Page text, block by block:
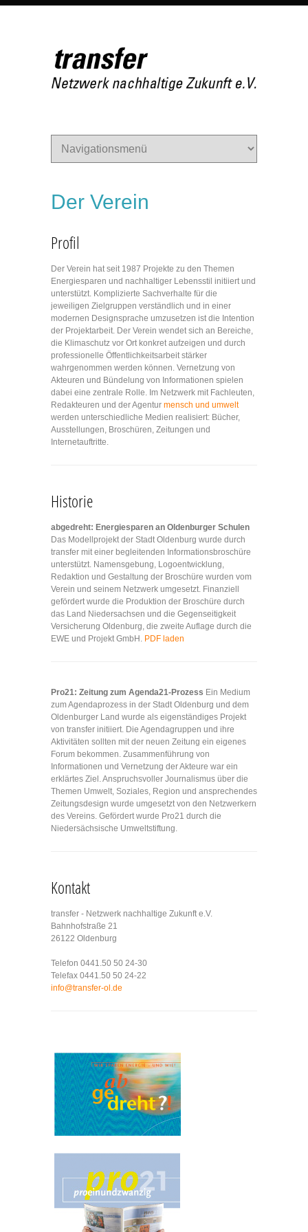
Der Verein
Profil
Der Verein hat seit 1987 Projekte zu den Themen
Energiesparen und nachhaltiger Lebensstil initiiert und
unterstützt. Komplizierte Sachverhalte für die
jeweiligen Zielgruppen verständlich und in einer
modernen Designsprache umzusetzen ist die Intention
der Projektarbeit. Der Verein wendet sich an Bereiche,
die Klimaschutz vor Ort konkret aufzeigen und durch
professionelle Öffentlichkeitsarbeit stärker
wahrgenommen werden können. Vernetzung von
Akteuren und Bündelung von Informationen spielen
dabei eine zentrale Rolle. Im Netzwerk mit Fachleuten,
Redakteuren und der Agentur mensch und umwelt
werden unterschiedliche Medien realisiert: Bücher,
Ausstellungen, Broschüren, Zeitungen und
Internetauftritte.
Historie
abgedreht: Energiesparen an Oldenburger Schulen
Das Modellprojekt der Stadt Oldenburg wurde durch
transfer mit einer begleitenden Informationsbroschüre
unterstützt. Namensgebung, Logoentwicklung,
Redaktion und Gestaltung der Broschüre wurden vom
Verein und seinem Netzwerk umgesetzt. Finanziell
gefördert wurde die Produktion der Broschüre durch
das Land Niedersachsen und die Gegenseitigkeit
Versicherung Oldenburg, die zweite Auflage durch die
EWE und Projekt GmbH. PDF laden
Pro21: Zeitung zum Agenda21-Prozess Ein Medium
zum Agendaprozess in der Stadt Oldenburg und dem
Oldenburger Land wurde als eigenständiges Projekt
von transfer initiiert. Die Agendagruppen und ihre
Aktivitäten sollten mit der neuen Zeitung ein eigenes
Forum bekommen. Zusammenführung von
Informationen und Vernetzung der Akteure war ein
erklärtes Ziel. Anspruchsvoller Journalismus über die
Themen Umwelt, Soziales, Region und ansprechendes
Zeitungsdesign wurde umgesetzt von den Netzwerkern
des Vereins. Gefördert wurde Pro21 durch die
Niedersächsische Umweltstiftung.
Kontakt
transfer - Netzwerk nachhaltige Zukunft e.V.
Bahnhofstraße 21
26122 Oldenburg
Telefon 0441.50 50 24-30
Telefax 0441.50 50 24-22
info@transfer-ol.de